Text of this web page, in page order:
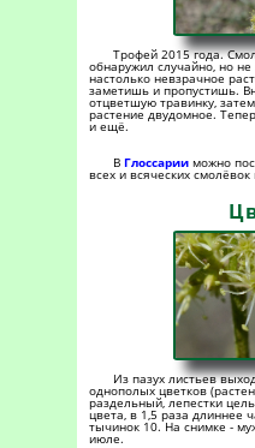
Трофей 2015 года.
обнаружил случайно, но
настолько невзрачное
заметишь и пропустишь.
отцветшую травинку,
растение двудомное.
и ещё.
В Глоссарии можно
всех и всяческих
Из пазух листьев
однополых цветков
раздельный, лепестки
цвета, в 1,5 раза длиннее
тычинок 10. На снимке -
июле.